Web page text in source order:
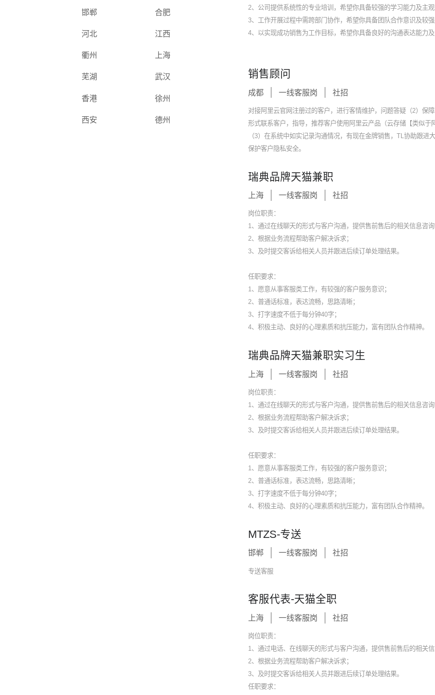
智能身份识别，保障系统安全
深度理解
邯郸 合肥
河北 江西
衢州 上海
芜湖 武汉
香港 徐州
西安 德州
2、公司提供系统性的专业培训，希望你具备较强的学习能力及主
3、工作开展过程中需跨部门协作，希望你具备团队合作意识及较
4、以实现成功销售为工作目标，希望你具备良好的沟通表达能力
销售顾问
成都 一线客服岗 社招
对接阿里云官网注册过的客户，进行客情维护，问题答疑（2）保
形式联系客户，指导，推荐客户使用阿里云产品（云存储【类似
（3）在系统中如实记录沟通情况，有现在金牌销售，TL协助跟
保护客户隐私安全。
瑞典品牌天猫兼职
上海 一线客服岗 社招
岗位职责：
1、通过在线聊天的形式与客户沟通，提供售前售后的相关信息咨
2、根据业务流程帮助客户解决诉求；
3、及时提交客诉给相关人员并跟进后续订单处理结果。
任职要求：
1、愿意从事客服类工作，有较强的客户服务意识；
2、普通话标准，表达流畅，思路清晰；
3、打字速度不低于每分钟40字；
4、积极主动、良好的心理素质和抗压能力，富有团队合作精神。
瑞典品牌天猫兼职实习生
上海 一线客服岗 社招
岗位职责：
1、通过在线聊天的形式与客户沟通，提供售前售后的相关信息咨
2、根据业务流程帮助客户解决诉求；
3、及时提交客诉给相关人员并跟进后续订单处理结果。
任职要求：
1、愿意从事客服类工作，有较强的客户服务意识；
2、普通话标准，表达流畅，思路清晰；
3、打字速度不低于每分钟40字；
4、积极主动、良好的心理素质和抗压能力，富有团队合作精神。
MTZS-专送
邯郸 一线客服岗 社招
专送客服
客服代表-天猫全职
上海 一线客服岗 社招
岗位职责：
1、通过电话、在线聊天的形式与客户沟通，提供售前售后的相关
2、根据业务流程帮助客户解决诉求；
3、及时提交客诉给相关人员并跟进后续订单处理结果。
任职要求：